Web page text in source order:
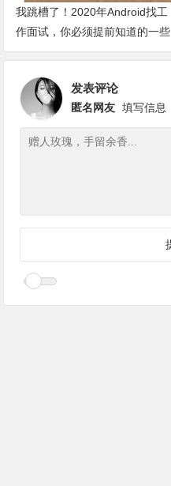
我跳槽了！2020年Android找工
作面试，你必须提前知道的一些
事
发表评论
匿名网友 填写信息